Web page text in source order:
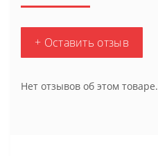
+ Оставить отзыв
Нет отзывов об этом товаре.